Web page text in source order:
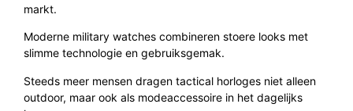
markt.
Moderne military watches combineren stoere looks met
slimme technologie en gebruiksgemak.
Steeds meer mensen dragen tactical horloges niet alleen
outdoor, maar ook als modeaccessoire in het dagelijks